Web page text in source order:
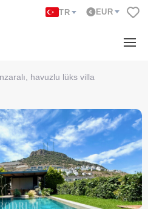
TR EUR
havuzlu lüks villa